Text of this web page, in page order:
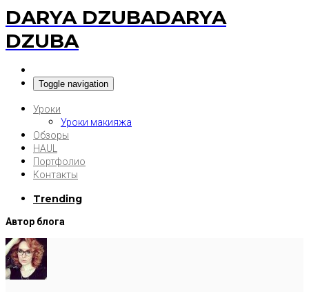
DARYA DZUBADARYA
DZUBA
Toggle navigation
Уроки
Уроки макияжа
Обзоры
HAUL
Портфолио
Контакты
Trending
Автор блога